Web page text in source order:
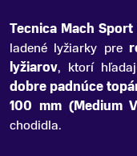
Tecnica Mach Sport
ladené lyžiarky pre
lyžiarov, ktorí
dobre padnúce
100 mm (Medium
chodidla.